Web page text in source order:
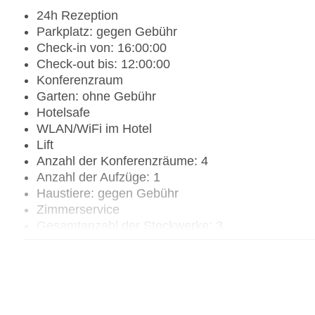
24h Rezeption
Parkplatz: gegen Gebühr
Check-in von: 16:00:00
Check-out bis: 12:00:00
Konferenzraum
Garten: ohne Gebühr
Hotelsafe
WLAN/WiFi im Hotel
Lift
Anzahl der Konferenzräume: 4
Anzahl der Aufzüge: 1
Haustiere: gegen Gebühr
Zimmerservice